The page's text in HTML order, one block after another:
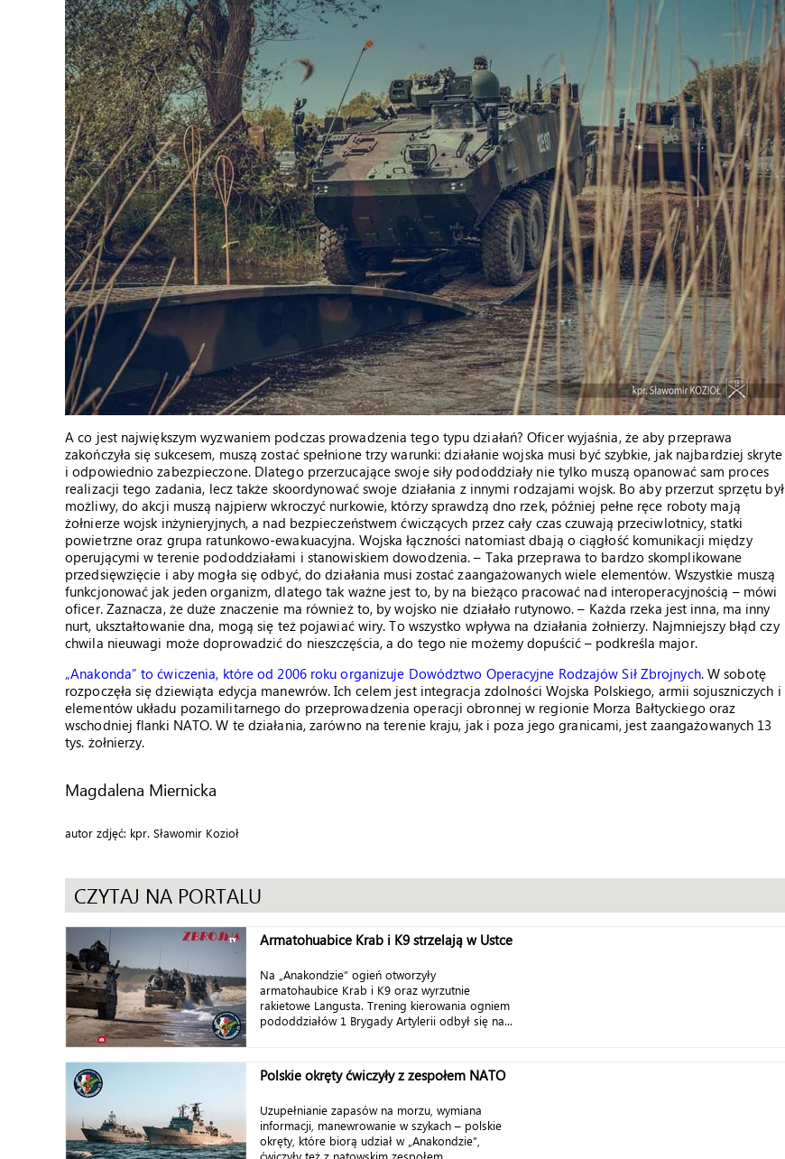
A co jest największym wyzwaniem podczas prowadzenia tego typu działań? Oficer wyjaśnia, że aby przeprawa
zakończyła się sukcesem, muszą zostać spełnione trzy warunki: działanie wojska musi być szybkie, jak najbardziej skryte
i odpowiednio zabezpieczone. Dlatego przerzucające swoje siły pododdziały nie tylko muszą opanować sam proces
realizacji tego zadania, lecz także skoordynować swoje działania z innymi rodzajami wojsk. Bo aby przerzut sprzętu był
możliwy, do akcji muszą najpierw wkroczyć nurkowie, którzy sprawdzą dno rzek, później pełne ręce roboty mają
żołnierze wojsk inżynieryjnych, a nad bezpieczeństwem ćwiczących przez cały czas czuwają przeciwlotnicy, statki
powietrzne oraz grupa ratunkowo-ewakuacyjna. Wojska łączności natomiast dbają o ciągłość komunikacji między
operującymi w terenie pododdziałami i stanowiskiem dowodzenia. – Taka przeprawa to bardzo skomplikowane
przedsięwzięcie i aby mogła się odbyć, do działania musi zostać zaangażowanych wiele elementów. Wszystkie muszą
funkcjonować jak jeden organizm, dlatego tak ważne jest to, by na bieżąco pracować nad interoperacyjnością – mówi
oficer. Zaznacza, że duże znaczenie ma również to, by wojsko nie działało rutynowo. – Każda rzeka jest inna, ma inny
nurt, ukształtowanie dna, mogą się też pojawiać wiry. To wszystko wpływa na działania żołnierzy. Najmniejszy błąd czy
chwila nieuwagi może doprowadzić do nieszczęścia, a do tego nie możemy dopuścić – podkreśla major.
„Anakonda” to ćwiczenia, które od 2006 roku organizuje Dowództwo Operacyjne Rodzajów Sił Zbrojnych. W sobotę
rozpoczęła się dziewiąta edycja manewrów. Ich celem jest integracja zdolności Wojska Polskiego, armii sojuszniczych i
elementów układu pozamilitarnego do przeprowadzenia operacji obronnej w regionie Morza Bałtyckiego oraz
wschodniej flanki NATO. W te działania, zarówno na terenie kraju, jak i poza jego granicami, jest zaangażowanych 13
tys. żołnierzy.
Magdalena Miernicka
autor zdjęć: kpr. Sławomir Kozioł
CZYTAJ NA PORTALU
Armatohuabice Krab i K9 strzelają w Ustce
Na „Anakondzie” ogień otworzyły
armatohaubice Krab i K9 oraz wyrzutnie
rakietowe Langusta. Trening kierowania ogniem
pododdziałów 1 Brygady Artylerii odbył się na...
Polskie okręty ćwiczyły z zespołem NATO
Uzupełnianie zapasów na morzu, wymiana
informacji, manewrowanie w szykach – polskie
okręty, które biorą udział w „Anakondzie”,
ćwiczyły też z natowskim zespołem...